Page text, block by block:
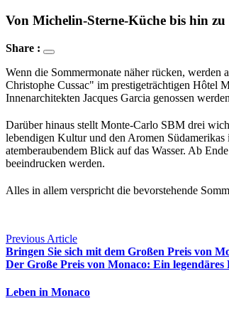
Von Michelin-Sterne-Küche bis hin
Share :
Wenn die Sommermonate näher rücken,
Christophe Cussac" im prestigeträchtigen Hôtel
Innenarchitekten Jacques Garcia genossen
Darüber hinaus stellt Monte-Carlo SBM drei
lebendigen Kultur und den Aromen
atemberaubendem Blick auf das Wasser. Ab
beeindrucken werden.
Alles in allem verspricht die bevorstehende
Previous Article
Bringen Sie sich mit dem Großen Preis von
Der Große Preis von Monaco: Ein
Leben in Monaco